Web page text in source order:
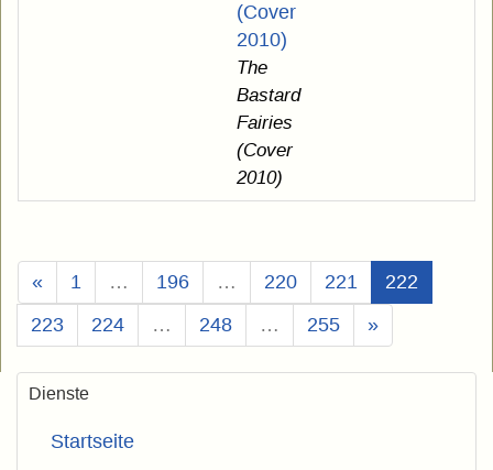
(Cover
2010)
The
Bastard
Fairies
(Cover
2010)
« 1 … 196 … 220 221 222
223
224 … 248 … 255 »
Dienste
Startseite